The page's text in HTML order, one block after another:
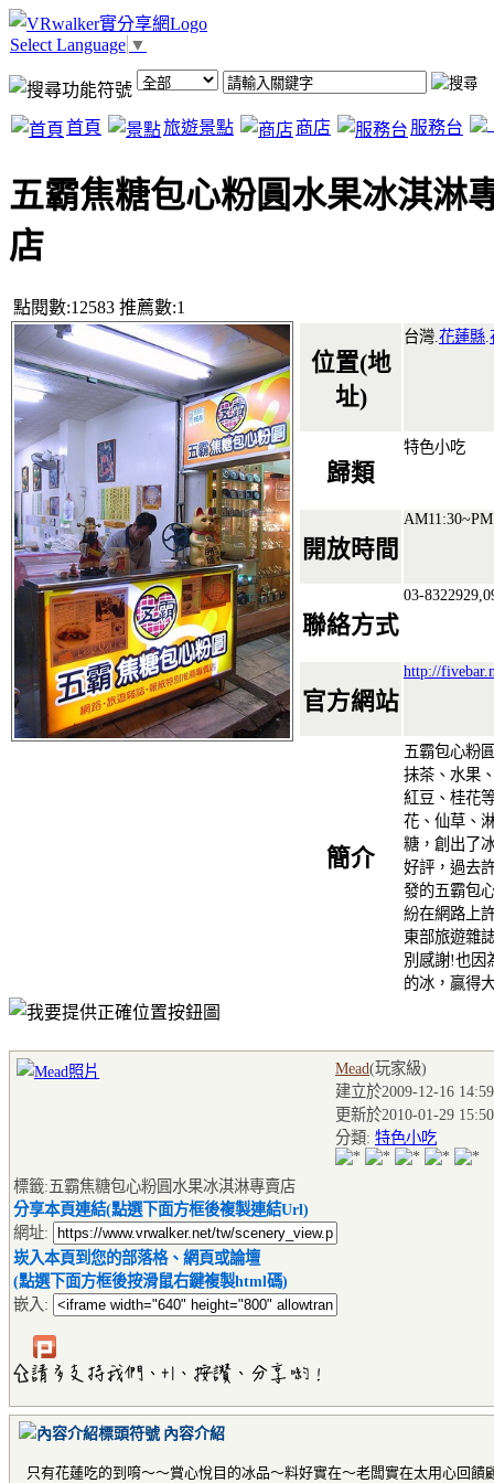
Select Language ▼
首頁 旅遊景點 商店 服務台
五霸焦糖包心粉圓水果冰淇淋
店
點閱數:12583 推薦數:1
位置(地
址)
台灣. 花蓮縣
歸類
特色小吃
開放時間
聯絡方式
03-
官方網站
http://
簡介
五霸包心粉
抹茶、水果
紅豆、桂花
花、仙草、
糖，創出了
好評，過去
發的五霸包
紛在網路上
東部旅遊雜
別感謝!也因
的冰，贏得
Mead(玩家級)
建立於2009-12-16
更新於2010-01-29
分類: 特色小吃
標籤:五霸焦糖包心粉圓水果冰淇淋專賣店
分享本頁連結(點選下面方框後複製連結Url)
網址:
崁入本頁到您的部落格、網頁或論壇
(點選下面方框後按滑鼠右鍵複製html碼)
嵌入:
內容介紹
只有花蓮吃的到唷～～賞心悅目的冰品～料好實在～老闆實在太用心回饋